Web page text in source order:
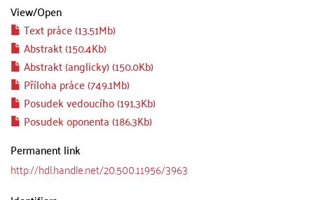
View/Open
Text práce (13.51Mb)
Abstrakt (150.4Kb)
Abstrakt (anglicky) (150.0Kb)
Příloha práce (749.1Mb)
Posudek vedoucího (191.3Kb)
Posudek oponenta (186.3Kb)
Permanent link
http://hdl.handle.net/20.500.11956/3963